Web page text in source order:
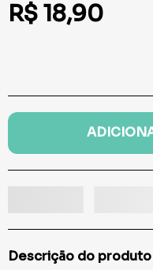
R$ 18,90
Descrição do produto